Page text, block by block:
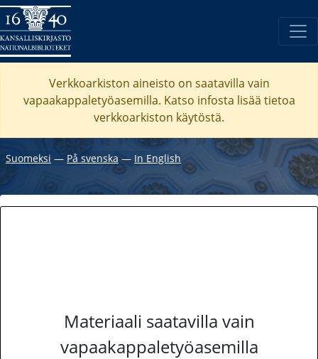
Verkkoarkiston aineisto on saatavilla vain
vapaakappaletyöasemilla. Katso infosta lisää tietoa
verkkoarkiston käytöstä.
Suomeksi ― På svenska ― In English
Materiaali saatavilla vain
vapaakappaletyöasemilla